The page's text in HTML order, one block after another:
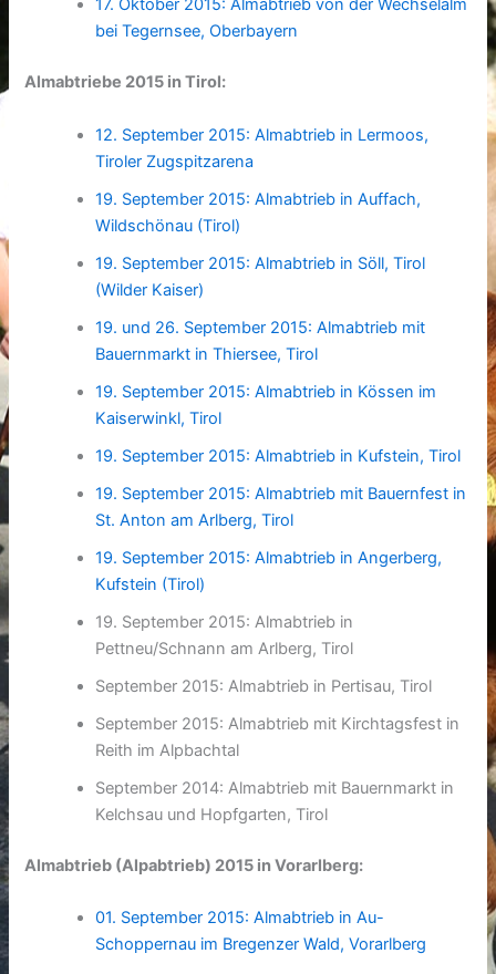
17. Oktober 2015: Almabtrieb von der Wechselalm
bei Tegernsee, Oberbayern
Almabtriebe 2015 in Tirol:
12. September 2015: Almabtrieb in Lermoos,
Tiroler Zugspitzarena
19. September 2015: Almabtrieb in Auffach,
Wildschönau (Tirol)
19. September 2015: Almabtrieb in Söll, Tirol
(Wilder Kaiser)
19. und 26. September 2015: Almabtrieb mit
Bauernmarkt in Thiersee, Tirol
19. September 2015: Almabtrieb in Kössen im
Kaiserwinkl, Tirol
19. September 2015: Almabtrieb in Kufstein, Tirol
19. September 2015: Almabtrieb mit Bauernfest in
St. Anton am Arlberg, Tirol
19. September 2015: Almabtrieb in Angerberg,
Kufstein (Tirol)
19. September 2015: Almabtrieb in
Pettneu/Schnann am Arlberg, Tirol
September 2015: Almabtrieb in Pertisau, Tirol
September 2015: Almabtrieb mit Kirchtagsfest in
Reith im Alpbachtal
September 2014: Almabtrieb mit Bauernmarkt in
Kelchsau und Hopfgarten, Tirol
Almabtrieb (Alpabtrieb) 2015 in Vorarlberg:
01. September 2015: Almabtrieb in Au-
Schoppernau im Bregenzer Wald, Vorarlberg